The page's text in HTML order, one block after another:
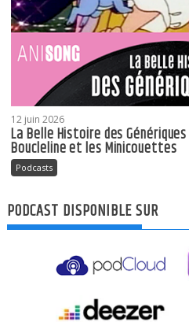
12 juin 2026
La Belle Histoire des
Boucleline et les Minicouettes
Podcasts
PODCAST DISPONIBLE SUR